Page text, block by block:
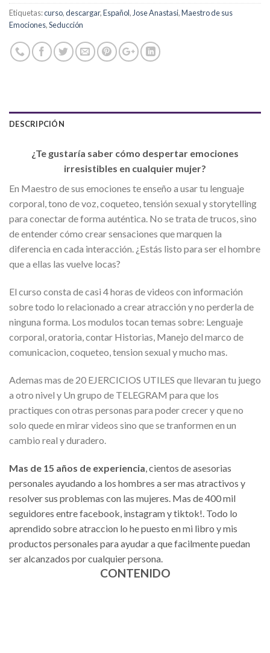
Etiquetas:curso,descargar,Español,Jose Anastasi,Maestro de sus
Emociones,Seducción
DESCRIPCIÓN
¿Te gustaría saber cómo despertar emociones
irresistibles en cualquier mujer?
En Maestro de sus emociones te enseño a usar tu lenguaje
corporal, tono de voz, coqueteo, tensión sexual y storytelling
para conectar de forma auténtica. No se trata de trucos, sino
de entender cómo crear sensaciones que marquen la
diferencia en cada interacción. ¿Estás listo para ser el hombre
que a ellas las vuelve locas?
El curso consta de casi 4 horas de videos con información
sobre todo lo relacionado a crear atracción y no perderla de
ninguna forma. Los modulos tocan temas sobre: Lenguaje
corporal, oratoria, contar Historias, Manejo del marco de
comunicacion, coqueteo, tension sexual y mucho mas.
Ademas mas de 20 EJERCICIOS UTILES que llevaran tu juego
a otro nivel y Un grupo de TELEGRAM para que los
practiques con otras personas para poder crecer y que no
solo quede en mirar videos sino que se tranformen en un
cambio real y duradero.
Mas de 15 años de experiencia , cientos de asesorias
personales ayudando a los hombres a ser mas atractivos y
resolver sus problemas con las mujeres. Mas de 400 mil
seguidores entre facebook, instagram y tiktok!. Todo lo
aprendido sobre atraccion lo he puesto en mi libro y mis
productos personales para ayudar a que facilmente puedan
ser alcanzados por cualquier persona.
CONTENIDO